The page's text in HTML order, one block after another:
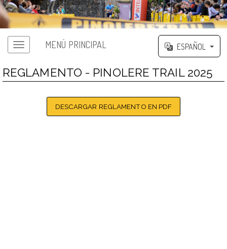
MENÚ PRINCIPAL ESPAÑOL
REGLAMENTO - PINOLERE TRAIL 2025
DESCARGAR REGLAMENTO EN PDF